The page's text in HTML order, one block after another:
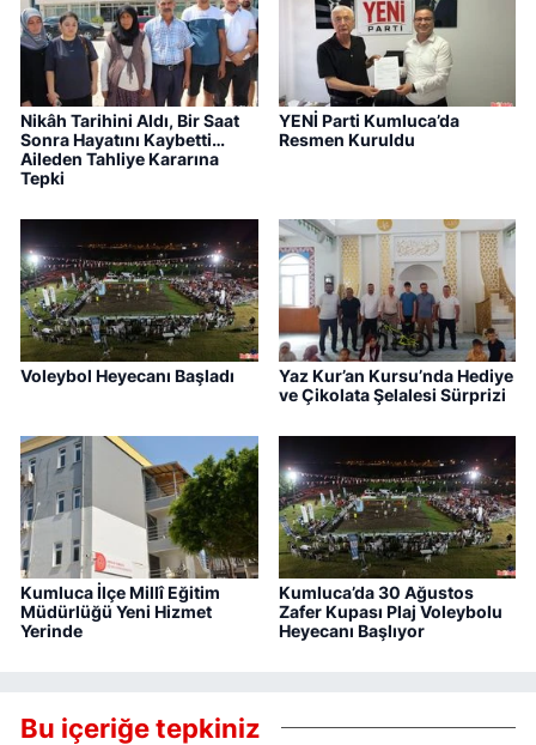
Nikâh Tarihini Aldı, Bir Saat
Sonra Hayatını Kaybetti…
Aileden Tahliye Kararına
Tepki
YENİ Parti Kumluca’da
Resmen Kuruldu
Voleybol Heyecanı Başladı
Yaz Kur’an Kursu’nda Hediye
ve Çikolata Şelalesi Sürprizi
Kumluca İlçe Millî Eğitim
Müdürlüğü Yeni Hizmet
Yerinde
Kumluca’da 30 Ağustos
Zafer Kupası Plaj Voleybolu
Heyecanı Başlıyor
Bu içeriğe tepkiniz